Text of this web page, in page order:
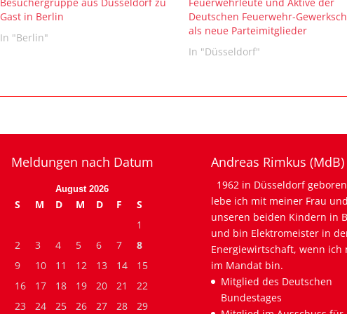
Gast in Berlin
In "Berlin"
Deutschen Feuerwehr-
als neue Parteimitglieder
In "Düsseldorf"
Meldungen nach Datum
August 2026
S M D M D F
S
1
2
3 4 5 6 7
8
9
10 11 12 13 14
15
16
17 18 19 20 21
22
23
24 25 26 27 28 29
Andreas Rimkus (MdB)
1962 in Düsseldorf
lebe ich mit meiner Frau und
unseren beiden Kindern in
und bin Elektromeister in
Energiewirtschaft, wenn ich
im Mandat bin.
Mitglied des Deutschen
Bundestages